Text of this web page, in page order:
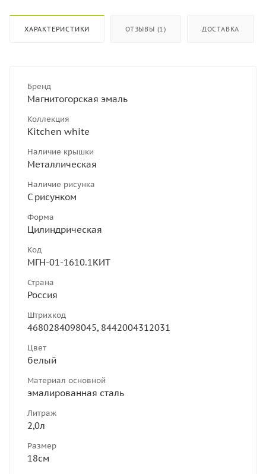
ХАРАКТЕРИСТИКИ ОТЗЫВЫ (1) ДОСТАВКА
Бренд
Магнитогорская эмаль
Коллекция
Kitchen white
Наличие крышки
Металлическая
Наличие рисунка
С рисунком
Форма
Цилиндрическая
Код
МГН-01-1610.1КИТ
Страна
Россия
Штрихкод
4680284098045, 8442004312031
Цвет
белый
Материал основной
эмалированная сталь
Литраж
2,0л
Размер
18см